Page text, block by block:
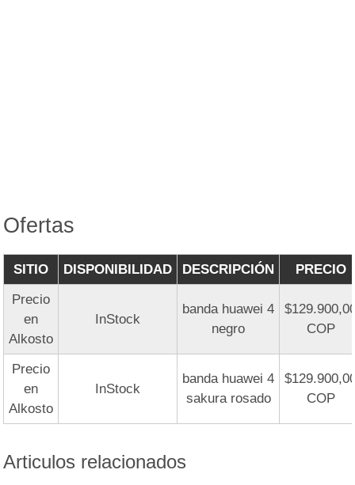
Ofertas
SITIO DISPONIBILIDAD DESCRIPCIÓN
PRECIO
Precio
en
Alkosto
InStock
banda huawei 4
negro
COP
Precio
en
Alkosto
InStock
banda huawei 4
sakura rosado
COP
Articulos relacionados